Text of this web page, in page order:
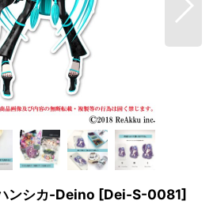
ンシカ-Deino [Dei-S-0081]